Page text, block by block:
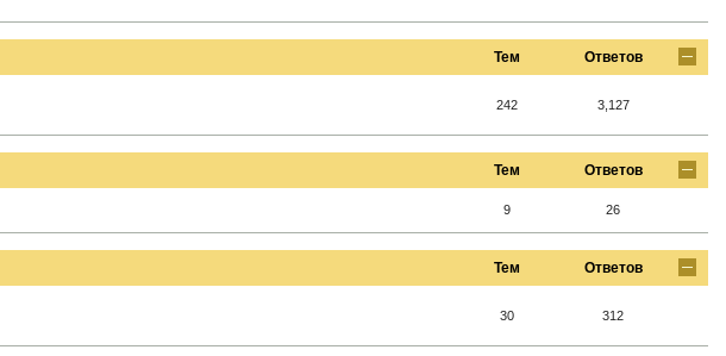
Тем Ответов
242 3,127
Тем Ответов
9 26
Тем Ответов
30 312